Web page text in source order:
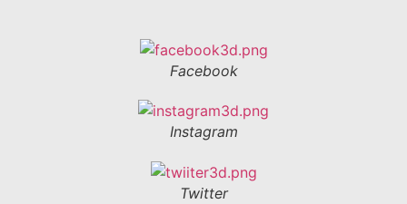
Facebook
Instagram
Twitter